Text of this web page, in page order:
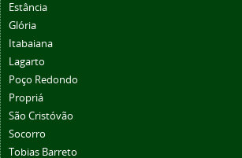
Estância
Glória
Itabaiana
Lagarto
Poço Redondo
Propriá
São Cristóvão
Socorro
Tobias Barreto